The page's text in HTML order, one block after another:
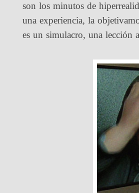
son los minutos de
una experiencia, la
es un simulacro, una lección